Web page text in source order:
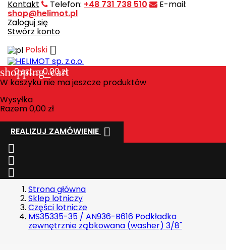
Kontakt Telefon: +48 731 738 510 E-mail:
shop@helimot.pl
Zaloguj się
Stwórz konto
Polski 
shopping_cart
0szt. - 0,00 zł
W koszyku nie ma jeszcze produktów
Wysyłka
Razem0,00 zł
REALIZUJ ZAMÓWIENIE 



Strona główna
Sklep lotniczy
Części lotnicze
MS35335-35 / AN936-B616 Podkładka
zewnętrznie ząbkowana (washer) 3/8"